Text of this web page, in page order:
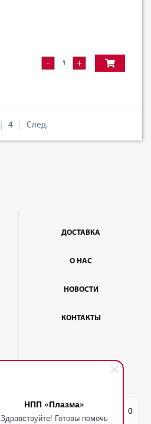
НПП «Плазма»
Здравствуйте! Готовы помочь
0
- +
4 След.
ДОСТАВКА
О НАС
НОВОСТИ
КОНТАКТЫ